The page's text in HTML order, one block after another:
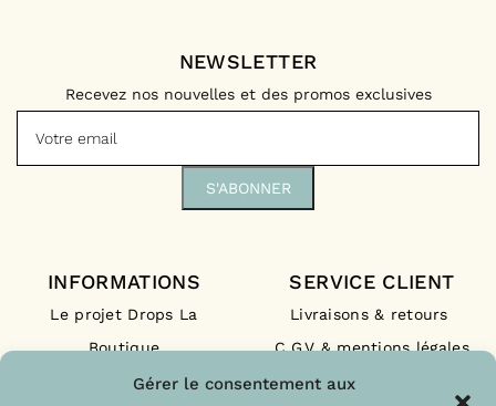
Gérer le consentement aux
INFORMATIONS
Le projet Drops La
Boutique
Nos engagements
SERVICE CLIENT
Livraisons & retours
C.G.V & mentions légales
F.A.Q
NEWSLETTER
Recevez nos nouvelles et des promos exclusives